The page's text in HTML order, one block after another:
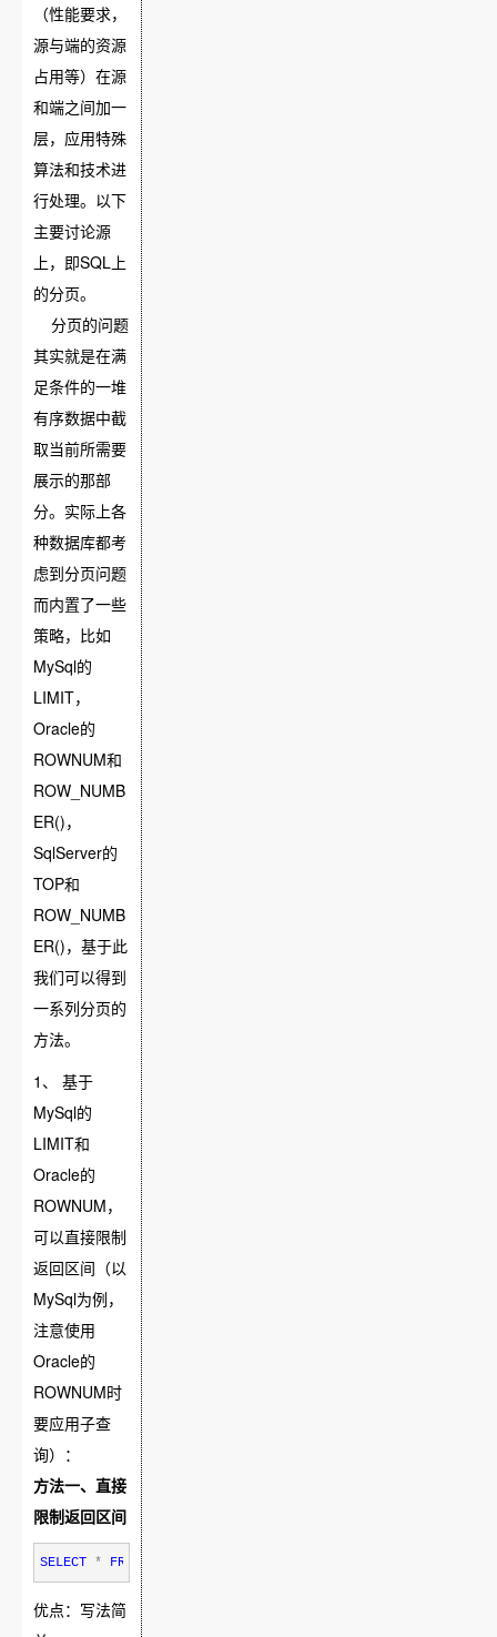
（性能要求，
源与端的资源
占用等）在源
和端之间加一
层，应用特殊
算法和技术进
行处理。以下
主要讨论源
上，即SQL上
的分页。
分页的问题
其实就是在满
足条件的一堆
有序数据中截
取当前所需要
展示的那部
分。实际上各
种数据库都考
虑到分页问题
而内置了一些
策略，比如
MySql的
LIMIT，
Oracle的
ROWNUM和
ROW_NUMB
ER()，
SqlServer的
TOP和
ROW_NUMB
ER()，基于此
我们可以得到
一系列分页的
方法。
1、 基于
MySql的
LIMIT和
Oracle的
ROWNUM，
可以直接限制
返回区间（以
MySql为例，
注意使用
Oracle的
ROWNUM时
要应用子查
询）：
方法一、直接
限制返回区间
SELECT * FROM
优点：写法简